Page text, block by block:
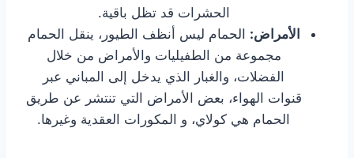
الحشرات قد تظل باقية.
الأمراض: الحمام ليس أنظف الطيور، ينقل الحمام
مجموعة من الطفيليات والأمراض من خلال
الفضلات، والغبار الذي يدخل إلى المباني عبر
قنوات الهواء، بعض الأمراض التي تنتشر عن طريق
الحمام هي كولاي، و المكورات العقدية وغيرها.